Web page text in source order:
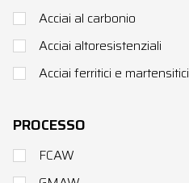
Acciai al carbonio
Acciai altoresistenziali
Acciai ferritici e martensitici
PROCESSO
FCAW